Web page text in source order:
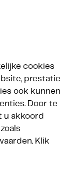
cookies
prestatie
ook kunnen
Door te
u akkoord
Klik